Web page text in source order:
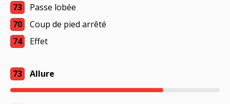
73
Passe lobée
70
Coup de pied arrêté
74
Effet
73 Allure